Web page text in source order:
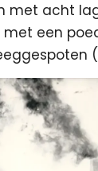
met acht
met een